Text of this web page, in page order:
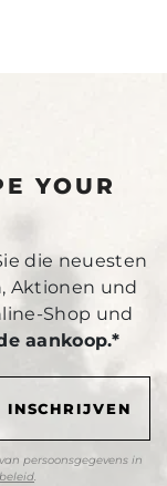
YOUR
die neuesten
Aktionen und
Shop und
aankoop.*
persoonsgegevens in
.